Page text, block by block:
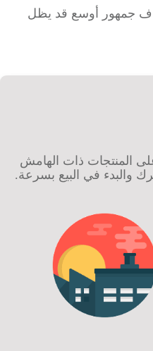
أوسع قد يظل
المنتجات ذات الهامش
في البيع بسرعة.